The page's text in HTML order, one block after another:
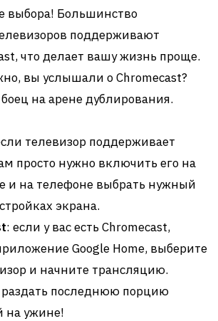
выбора! Большинство
поддерживают
что делает вашу жизнь проще.
вы услышали о Chromecast?
на арене дублирования.
телевизор поддерживает
просто нужно включить его на
и на телефоне выбрать нужный
экрана.
: если у вас есть Chromecast,
Google Home, выберите
и начните трансляцию.
раздать последнюю порцию
на ужине!